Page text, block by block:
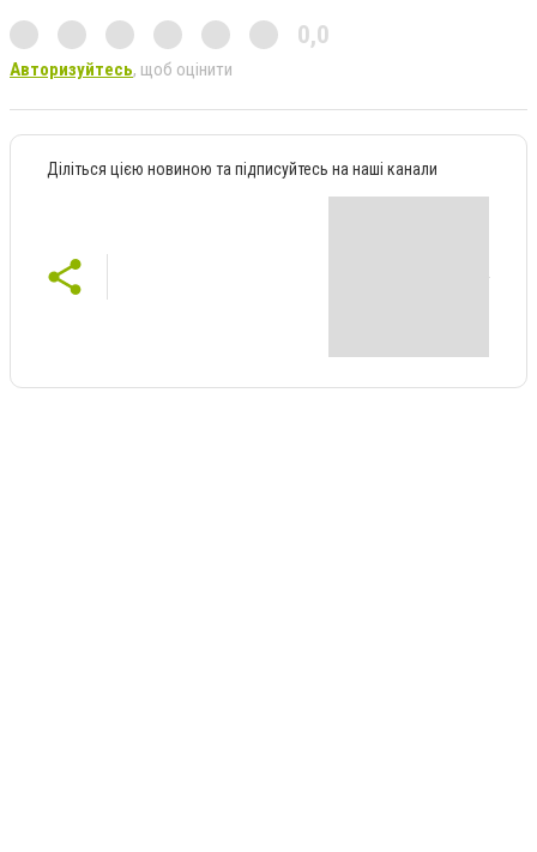
0,0
Авторизуйтесь, щоб оцінити
Діліться цією новиною та підписуйтесь на наші канали